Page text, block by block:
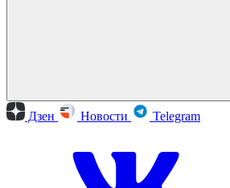
Дзен Новости Telegram